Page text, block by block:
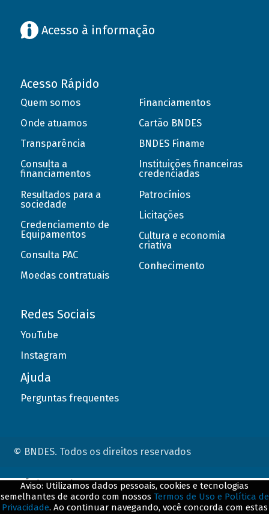
Acesso à informação
Acesso Rápido
Quem somos
Onde atuamos
Transparência
Consulta a
financiamentos
Resultados para a
sociedade
Credenciamento de
Equipamentos
Consulta PAC
Moedas contratuais
Financiamentos
Cartão BNDES
BNDES Finame
Instituições financeiras
credenciadas
Patrocínios
Licitações
Cultura e economia
criativa
Conhecimento
Redes Sociais
YouTube
Instagram
Ajuda
Perguntas frequentes
© BNDES. Todos os direitos reservados
Aviso: Utilizamos dados pessoais, cookies e tecnologias
semelhantes de acordo com nossos Termos de Uso e Política de
Privacidade. Ao continuar navegando, você concorda com estas
ConteÃºdo complementar
${title}${badge}